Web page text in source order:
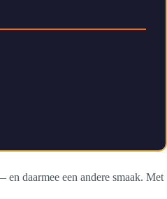
en daarmee een andere smaak. Met